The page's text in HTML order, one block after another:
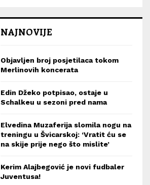
NAJNOVIJE
Objavljen broj posjetilaca tokom
Merlinovih koncerata
Edin Džeko potpisao, ostaje u
Schalkeu u sezoni pred nama
Elvedina Muzaferija slomila nogu na
treningu u Švicarskoj: ‘Vratit ću se
na skije prije nego što mislite’
Kerim Alajbegović je novi fudbaler
Juventusa!